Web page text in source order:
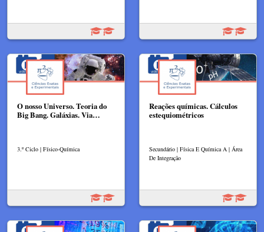
O nosso Universo. Teoria do
Big Bang. Galáxias. Via…
3.º Ciclo | Físico-Química
Reações químicas. Cálculos
estequiométricos
Secundário | Física E Química A | Área
De Integração